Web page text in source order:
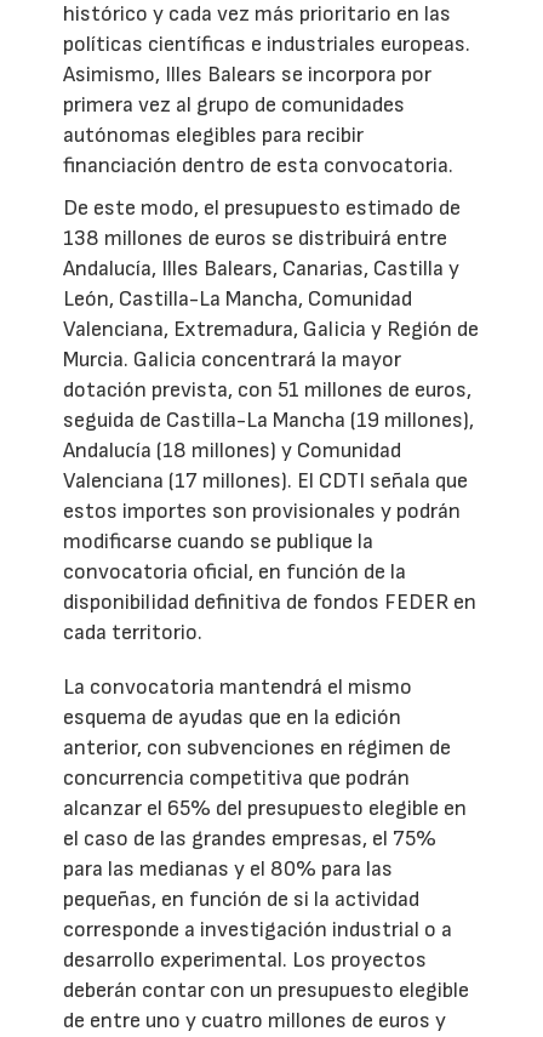
histórico y cada vez más prioritario en las
políticas científicas e industriales europeas.
Asimismo, Illes Balears se incorpora por
primera vez al grupo de comunidades
autónomas elegibles para recibir
financiación dentro de esta convocatoria.
De este modo, el presupuesto estimado de
138 millones de euros se distribuirá entre
Andalucía, Illes Balears, Canarias, Castilla y
León, Castilla-La Mancha, Comunidad
Valenciana, Extremadura, Galicia y Región de
Murcia. Galicia concentrará la mayor
dotación prevista, con 51 millones de euros,
seguida de Castilla-La Mancha (19 millones),
Andalucía (18 millones) y Comunidad
Valenciana (17 millones). El CDTI señala que
estos importes son provisionales y podrán
modificarse cuando se publique la
convocatoria oficial, en función de la
disponibilidad definitiva de fondos FEDER en
cada territorio.
La convocatoria mantendrá el mismo
esquema de ayudas que en la edición
anterior, con subvenciones en régimen de
concurrencia competitiva que podrán
alcanzar el 65% del presupuesto elegible en
el caso de las grandes empresas, el 75%
para las medianas y el 80% para las
pequeñas, en función de si la actividad
corresponde a investigación industrial o a
desarrollo experimental. Los proyectos
deberán contar con un presupuesto elegible
de entre uno y cuatro millones de euros y